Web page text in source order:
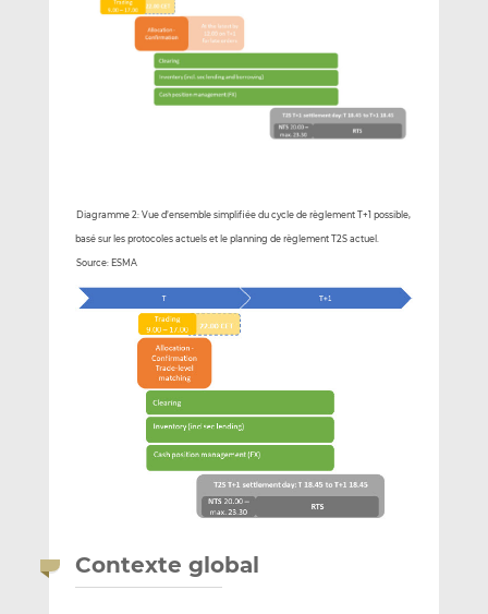
Diagramme 2: Vue d’ensemble simplifiée du cycle de règlement T+1 possible,
basé sur les protocoles actuels et le planning de règlement T2S actuel.
Source: ESMA
Contexte global